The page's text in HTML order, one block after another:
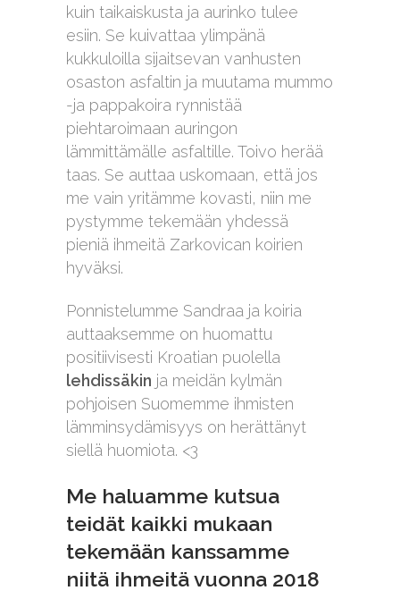
kuin taikaiskusta ja aurinko tulee
esiin. Se kuivattaa ylimpänä
kukkuloilla sijaitsevan vanhusten
osaston asfaltin ja muutama mummo
-ja pappakoira rynnistää
piehtaroimaan auringon
lämmittämälle asfaltille. Toivo herää
taas. Se auttaa uskomaan, että jos
me vain yritämme kovasti, niin me
pystymme tekemään yhdessä
pieniä ihmeitä Zarkovican koirien
hyväksi.
Ponnistelumme Sandraa ja koiria
auttaaksemme on huomattu
positiivisesti Kroatian puolella
lehdissäkin ja meidän kylmän
pohjoisen Suomemme ihmisten
lämminsydämisyys on herättänyt
siellä huomiota. <3
Me haluamme kutsua
teidät kaikki mukaan
tekemään kanssamme
niitä ihmeitä vuonna 2018